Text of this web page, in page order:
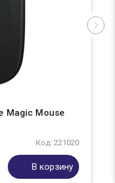
Magic Mouse
Код: 221020
В корзину